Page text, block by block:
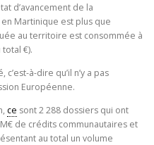
d’avancement de la
Martinique est plus que
au territoire est consommée à
€).
à-dire qu’il n’y a pas
Européenne.
ce sont 2 288 dossiers qui ont
de crédits communautaires et
au total un volume